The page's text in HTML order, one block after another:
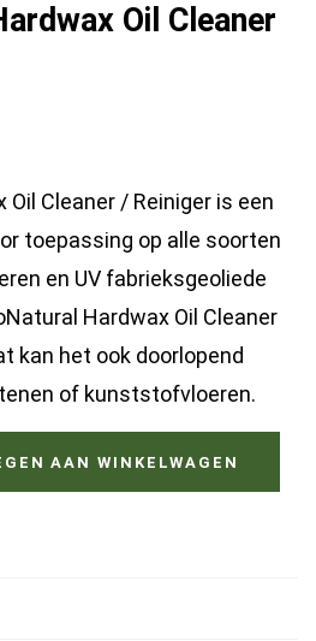
Oil Cleaner
Cleaner / Reiniger is een
toepassing op alle soorten
en UV fabrieksgeoliede
Hardwax Oil Cleaner
kan het ook doorlopend
of kunststofvloeren.
AAN WINKELWAGEN